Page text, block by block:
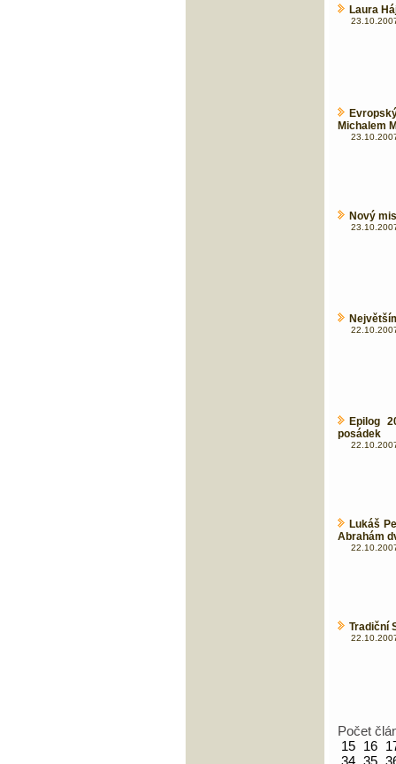
Laura
Michalem
Nový
Epilog
posádek
Lukáš
Abrahám
Tradiční
Počet
15 16
34 35